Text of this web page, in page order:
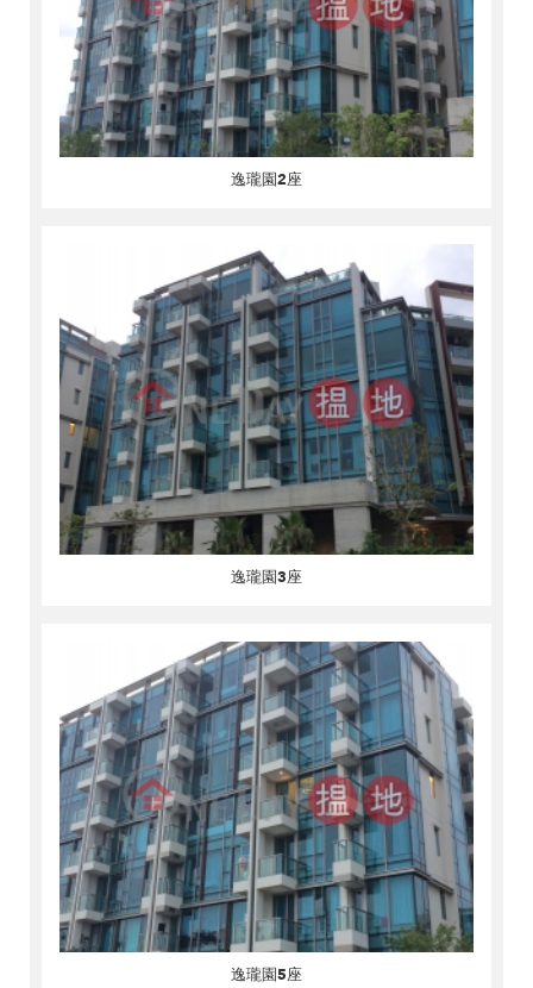
逸瓏園2座
逸瓏園3座
逸瓏園5座